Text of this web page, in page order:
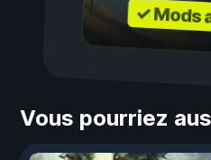
✓ Mods
Vous pourriez